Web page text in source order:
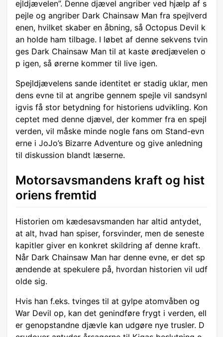
ejldjævelen”. Denne djævel angriber ved hjælp af s
pejle og angriber Dark Chainsaw Man fra spejlverd
enen, hvilket skaber en åbning, så Octopus Devil k
an holde ham tilbage. I løbet af denne sekvens tvin
ges Dark Chainsaw Man til at kaste øredjævelen o
p igen, så ørerne kommer til live igen.
Spejldjævelens sande identitet er stadig uklar, men
dens evne til at angribe gennem spejle vil sandsynl
igvis få stor betydning for historiens udvikling. Kon
ceptet med denne djævel, der kommer fra en spejl
verden, vil måske minde nogle fans om Stand-evn
erne i JoJo’s Bizarre Adventure og give anledning
til diskussion blandt læserne.
Motorsavsmandens kraft og hist
oriens fremtid
Historien om kædesavsmanden har altid antydet,
at alt, hvad han spiser, forsvinder, men de seneste
kapitler giver en konkret skildring af denne kraft.
Når Dark Chainsaw Man har denne evne, er det sp
ændende at spekulere på, hvordan historien vil udf
olde sig.
Hvis han f.eks. tvinges til at gylpe atomvåben og
War Devil op, kan det genindføre frygt i verden, ell
er genopstandne djævle kan udgøre nye trusler. D